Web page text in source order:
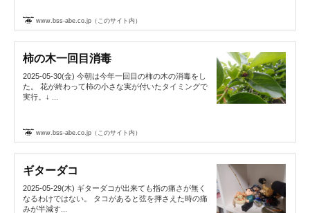
www.bss-abe.co.jp（このサイト内）
柿の木一回目消毒
2025-05-30(金) 今朝は今年一回目の柿の木の消毒をし
た。 花が終わって柿の小さな実が付いたタイミングで
実行。↓ ...
www.bss-abe.co.jp（このサイト内）
ギターダコ
2025-05-29(木) ギターダコが出来ても指の痛さが無く
なるわけではない。 タコがあると弦を押さえた時の痛
みが半減す...